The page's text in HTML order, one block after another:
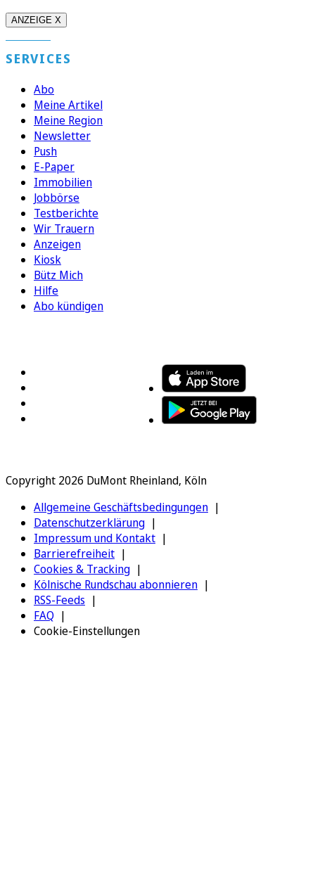
ANZEIGE X
SERVICES
Abo
Meine Artikel
Meine Region
Newsletter
Push
E-Paper
Immobilien
Jobbörse
Testberichte
Wir Trauern
Anzeigen
Kiosk
Bütz Mich
Hilfe
Abo kündigen
Copyright 2026 DuMont Rheinland, Köln
Allgemeine Geschäftsbedingungen
Datenschutzerklärung
Impressum und Kontakt
Barrierefreiheit
Cookies & Tracking
Kölnische Rundschau abonnieren
RSS-Feeds
FAQ
Cookie-Einstellungen